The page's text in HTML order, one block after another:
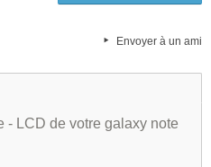
Envoyer à un ami
- LCD de votre galaxy note